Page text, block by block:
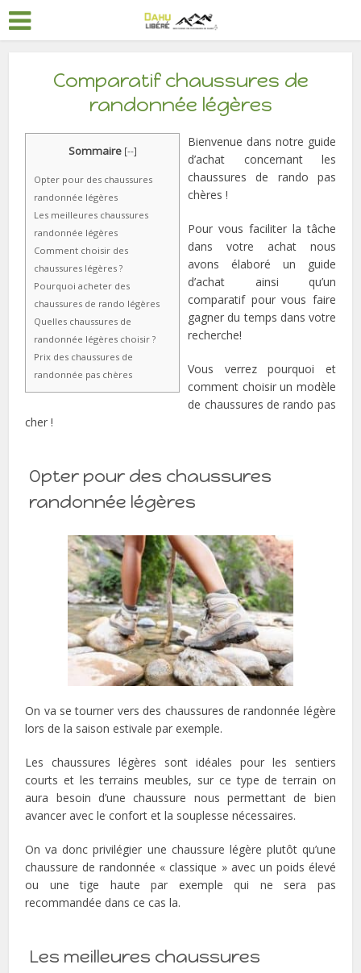
Comparatif chaussures de
randonnée légères
Sommaire [--]
Opter pour des chaussures
randonnée légères
Les meilleures chaussures
randonnée légères
Comment choisir des
chaussures légères ?
Pourquoi acheter des
chaussures de rando légères
Quelles chaussures de
randonnée légères choisir ?
Prix des chaussures de
randonnée pas chères
Bienvenue dans notre guide
d’achat concernant les
chaussures de rando pas
chères !
Pour vous faciliter la tâche
dans votre achat nous
avons élaboré un guide
d’achat ainsi qu’un
comparatif pour vous faire
gagner du temps dans votre
recherche!
Vous verrez pourquoi et
comment choisir un modèle
de chaussures de rando pas
cher !
Opter pour des chaussures
randonnée légères
On va se tourner vers des chaussures de randonnée légère
lors de la saison estivale par exemple.
Les chaussures légères sont idéales pour les sentiers
courts et les terrains meubles, sur ce type de terrain on
aura besoin d’une chaussure nous permettant de bien
avancer avec le confort et la souplesse nécessaires.
On va donc privilégier une chaussure légère plutôt qu’une
chaussure de randonnée « classique » avec un poids élevé
ou une tige haute par exemple qui ne sera pas
recommandée dans ce cas la.
Les meilleures chaussures